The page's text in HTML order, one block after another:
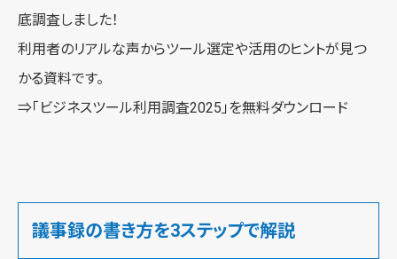
底調査しました！
利用者のリアルな声からツール選定や活用のヒントが見つ
かる資料です。
⇒「ビジネスツール利用調査2025」を無料ダウンロード
議事録の書き方を3ステップで解説